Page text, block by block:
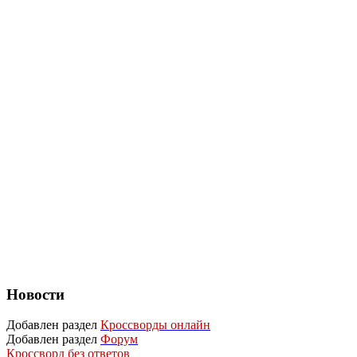
Новости
Добавлен раздел Кроссворды онлайн
Добавлен раздел Форум
Кроссворд без ответов